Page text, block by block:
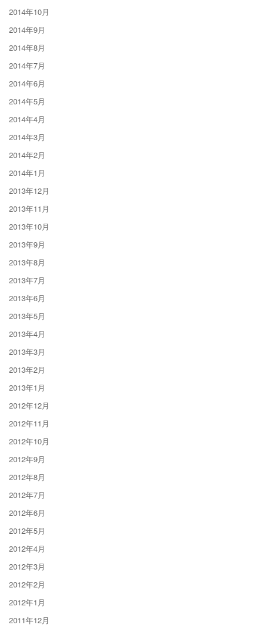
2014年10月
2014年9月
2014年8月
2014年7月
2014年6月
2014年5月
2014年4月
2014年3月
2014年2月
2014年1月
2013年12月
2013年11月
2013年10月
2013年9月
2013年8月
2013年7月
2013年6月
2013年5月
2013年4月
2013年3月
2013年2月
2013年1月
2012年12月
2012年11月
2012年10月
2012年9月
2012年8月
2012年7月
2012年6月
2012年5月
2012年4月
2012年3月
2012年2月
2012年1月
2011年12月